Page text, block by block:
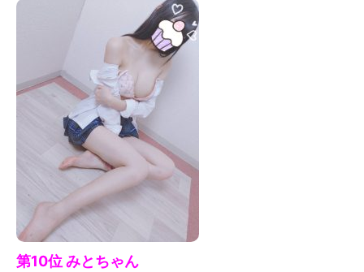
第10位 みとちゃん